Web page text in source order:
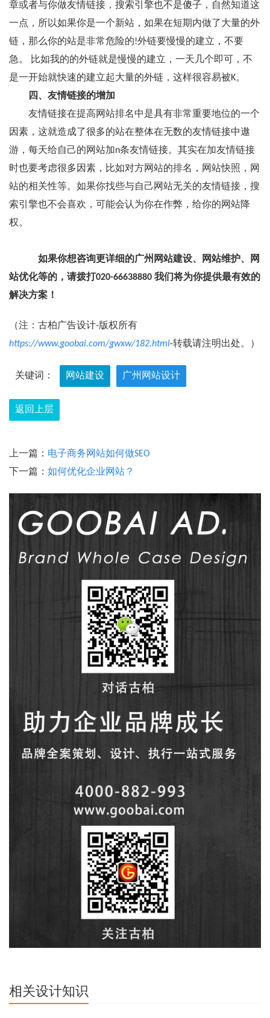
章或者与你做友情链接，搜索引擎也不是傻子，自然知道这
一点，所以如果你是一个新站，如果在短期内做了大量的外
链，那么你的站是非常危险的!外链要慢慢的建立，不要
急。 比如我的的外链就是慢慢的建立，一天几个即可，不
是一开始就快速的建立起大量的外链，这样很容易被K。
四、友情链接的增加
友情链接在提高网站排名中是具有非常重要地位的一个
因素，这就造成了很多的站在整体在无数的友情链接中遨
游，每天给自己的网站加n条友情链接。其实在加友情链接
时也要考虑很多因素，比如对方网站的排名，网站快照，网
站的相关性等。如果你找些与自己网站无关的友情链接，搜
索引擎也不会喜欢，可能会认为你在作弊，给你的网站降
权。
如果你想咨询更详细的广州网站建设、网站维护、网
站优化等的，请拨打020-66638880 我们将为你提供最有效的
解决方案！
（注：古柏广告设计-版权所有
https://www.goobai.com/gwxw/182.html-转载请注明出处。）
关键词： 网站建设 广州网站设计
返回上层
上一篇： 电子商务网站如何做SEO
下一篇： 如何优化企业网站？
相关设计知识